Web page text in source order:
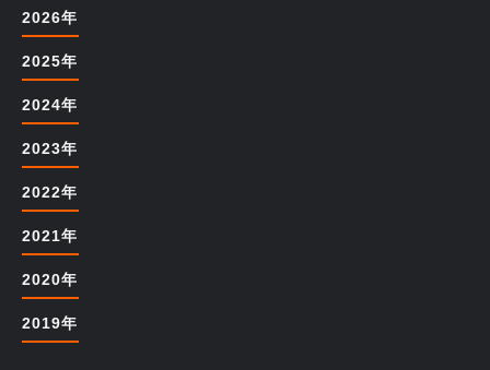
2026年
2025年
2024年
2023年
2022年
2021年
2020年
2019年